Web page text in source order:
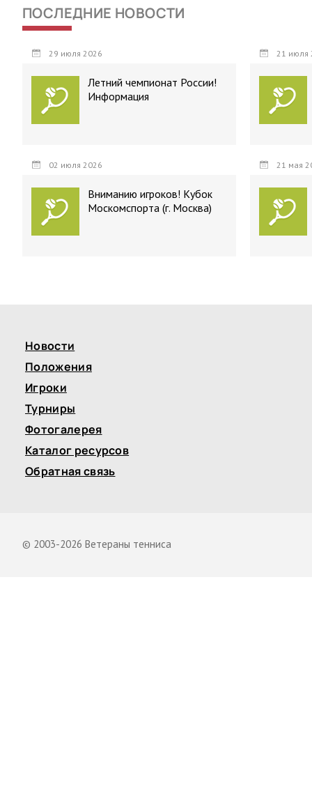
ПОСЛЕДНИЕ НОВОСТИ
29 июля 2026
Летний чемпионат России!
Информация
21 июля
02 июля 2026
Вниманию игроков! Кубок
Москомспорта (г. Москва)
21 мая
Новости
Положения
Игроки
Турниры
Фотогалерея
Каталог ресурсов
Обратная связь
© 2003-2026 Ветераны тенниса